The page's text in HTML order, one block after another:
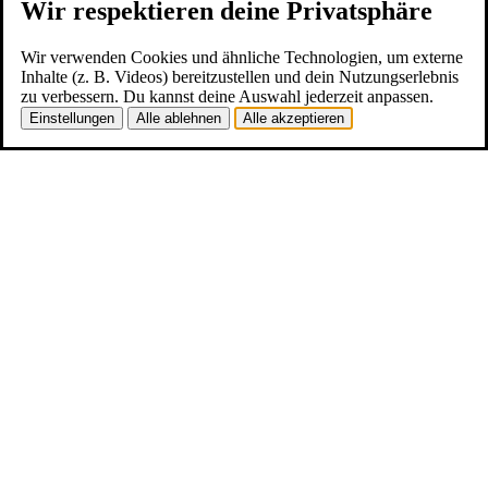
Wir respektieren deine Privatsphäre
Wir verwenden Cookies und ähnliche Technologien, um externe
Inhalte (z. B. Videos) bereitzustellen und dein Nutzungserlebnis
zu verbessern. Du kannst deine Auswahl jederzeit anpassen.
Einstellungen Alle ablehnen Alle akzeptieren